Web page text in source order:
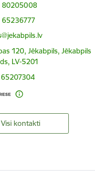
80205008
65236777
120, Jēkabpils, Jēkabpils
LV-5201
65207304
Visi kontakti